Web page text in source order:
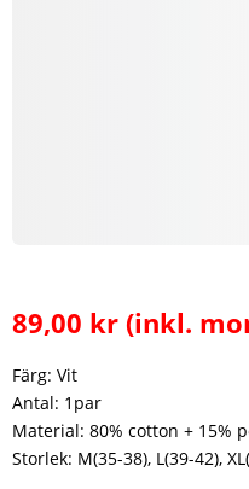
89,00 kr (inkl.
Färg: Vit
Antal: 1par
Material: 80% cotton + 15%
Storlek: M(35-38), L(39-42),